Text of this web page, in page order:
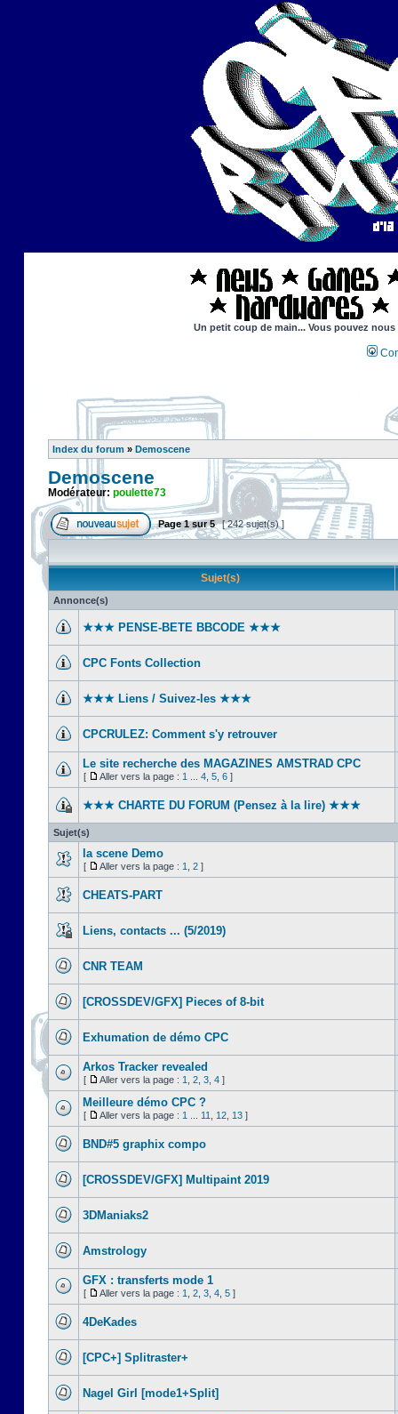
Un petit coup de main... Vous pouvez
Index du forum » Demoscene
Demoscene
Modérateur: poulette73
Page1sur5 [ 242 sujet(s) ]
Sujet(s)
Annonce(s)
★★★ PENSE-BETE BBCODE ★★★
CPC Fonts Collection
★★★ Liens / Suivez-les ★★★
CPCRULEZ: Comment s'y retrouver‎
Le site recherche des MAGAZINES AMSTRAD CPC
[ Aller vers la page : 1 4 5 6 ]
★★★ CHARTE DU FORUM (Pensez à la lire) ★★★
Sujet(s)
la scene Demo
[ Aller vers la page : 1 2 ]
CHEATS-PART
Liens, contacts ... (5/2019)
CNR TEAM
[CROSSDEV/GFX] Pieces of 8-bit
Exhumation de démo CPC
Arkos Tracker revealed
[ Aller vers la page : 1 2 3 4 ]
Meilleure démo CPC ?
[ Aller vers la page : 1 11 12 13 ]
BND#5 graphix compo
[CROSSDEV/GFX] Multipaint 2019
3DManiaks2
Amstrology
GFX : transferts mode 1
[ Aller vers la page : 1 2 3 4 5 ]
4DeKades
[CPC+] Splitraster+
Nagel Girl [mode1+Split]